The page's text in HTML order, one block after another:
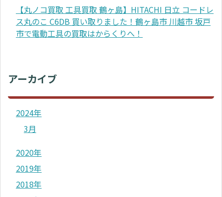
【丸ノコ買取 工具買取 鶴ヶ島】HITACHI 日立 コードレ
ス丸のこ C6DB 買い取りました！鶴ヶ島市 川越市 坂戸
市で電動工具の買取はからくりへ！
アーカイブ
2024年
3月
2020年
2019年
2018年